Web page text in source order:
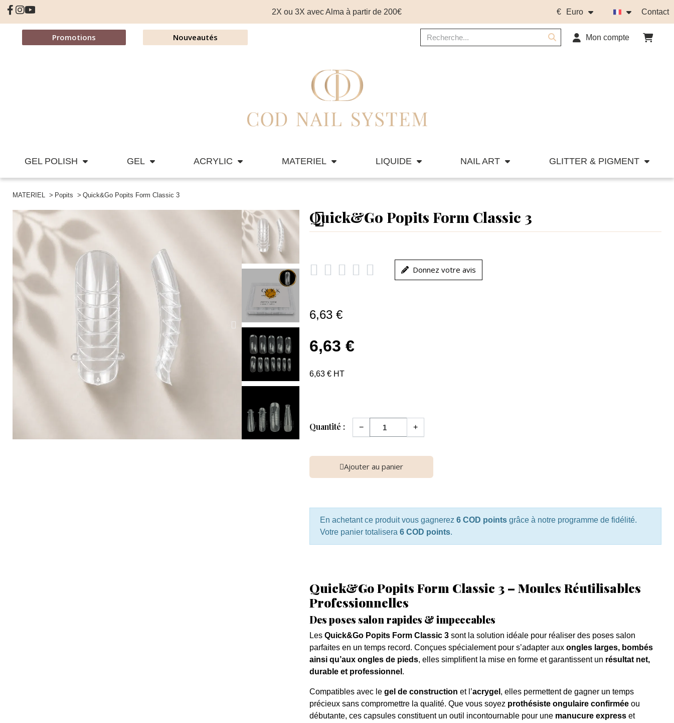
2X ou 3X avec Alma à partir de 200€ € Euro Contact
Promotions Nouveautés Mon compte
GEL POLISH GEL ACRYLIC MATERIEL LIQUIDE NAIL ART GLITTER & PIGMENT
MATERIEL Popits Quick&Go Popits Form Classic 3
Quick&Go Popits Form Classic 3
     Donnez votre avis
6,63 €
6,63 €
6,63 € HT
Quantité : − +
Ajouter au panier
En achetant ce produit vous gagnerez 6 COD pointsgrâce à notre programme de fidélité.
Votre panier totalisera 6 COD points.
Quick&Go Popits Form Classic 3 – Moules Réutilisables
Professionnelles
Des poses salon rapides & impeccables
Les Quick&Go Popits Form Classic 3sont la solution idéale pour réaliser des poses salon
parfaites en un temps record. Conçues spécialement pour s’adapter aux ongles larges, bombés
ainsi qu’aux ongles de pieds, elles simplifient la mise en forme et garantissent un résultat net,
durable et professionnel .
Compatibles avec le gel de construction et l’acrygel , elles permettent de gagner un temps
précieux sans compromettre la qualité. Que vous soyez prothésiste ongulaire confirméeou
débutante, ces capsules constituent un outil incontournable pour une manucure expresset